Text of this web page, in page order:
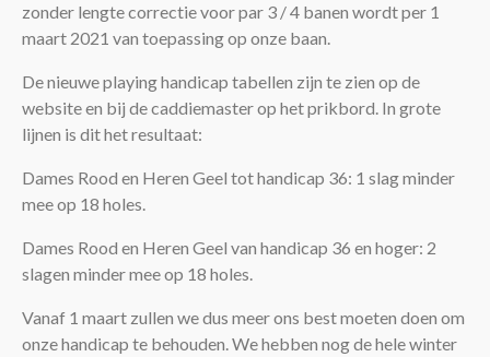
zonder lengte correctie voor par 3 / 4 banen wordt per 1
maart 2021 van toepassing op onze baan.
De nieuwe playing handicap tabellen zijn te zien op de
website en bij de caddiemaster op het prikbord. In grote
lijnen is dit het resultaat:
Dames Rood en Heren Geel tot handicap 36: 1 slag minder
mee op 18 holes.
Dames Rood en Heren Geel van handicap 36 en hoger: 2
slagen minder mee op 18 holes.
Vanaf 1 maart zullen we dus meer ons best moeten doen om
onze handicap te behouden. We hebben nog de hele winter